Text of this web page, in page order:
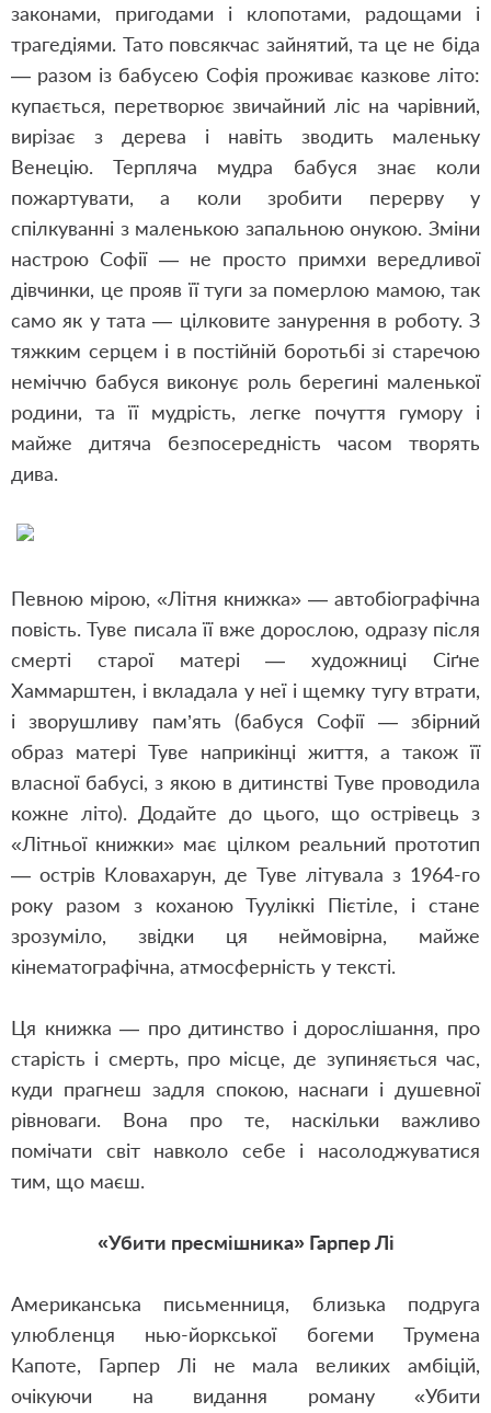
законами, пригодами і клопотами, радощами і
трагедіями. Тато повсякчас зайнятий, та це не біда
— разом із бабусею Софія проживає казкове літо:
купається, перетворює звичайний ліс на чарівний,
вирізає з дерева і навіть зводить маленьку
Венецію. Терпляча мудра бабуся знає коли
пожартувати, а коли зробити перерву у
спілкуванні з маленькою запальною онукою. Зміни
настрою Софії — не просто примхи вередливої
дівчинки, це прояв її туги за померлою мамою, так
само як у тата — цілковите занурення в роботу. З
тяжким серцем і в постійній боротьбі зі старечою
неміччю бабуся виконує роль берегині маленької
родини, та її мудрість, легке почуття гумору і
майже дитяча безпосередність часом творять
дива.
Певною мірою, «Літня книжка» — автобіографічна
повість. Туве писала її вже дорослою, одразу після
смерті старої матері — художниці Сіґне
Хаммарштен, і вкладала у неї і щемку тугу втрати,
і зворушливу пам’ять (бабуся Софії — збірний
образ матері Туве наприкінці життя, а також її
власної бабусі, з якою в дитинстві Туве проводила
кожне літо). Додайте до цього, що острівець з
«Літньої книжки» має цілком реальний прототип
— острів Кловахарун, де Туве літувала з 1964-го
року разом з коханою Тууліккі Пієтіле, і стане
зрозуміло, звідки ця неймовірна, майже
кінематографічна, атмосферність у тексті.
Ця книжка — про дитинство і дорослішання, про
старість і смерть, про місце, де зупиняється час,
куди прагнеш задля спокою, наснаги і душевної
рівноваги. Вона про те, наскільки важливо
помічати світ навколо себе і насолоджуватися
тим, що маєш.
«Убити пресмішника» Гарпер Лі
Американська письменниця, близька подруга
улюбленця нью-йоркської богеми Трумена
Капоте, Гарпер Лі не мала великих амбіцій,
очікуючи на видання роману «Убити